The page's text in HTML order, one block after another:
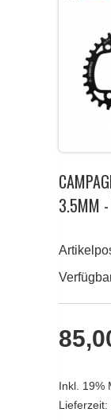
3.5MM -
Inkl. 19%
Lieferzeit: